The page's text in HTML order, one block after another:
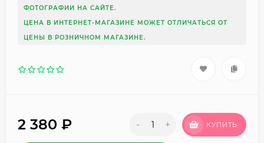
ФОТОГРАФИИ НА САЙТЕ.
ЦЕНА В ИНТЕРНЕТ-МАГАЗИНЕ МОЖЕТ ОТЛИЧАТЬСЯ ОТ
ЦЕНЫ В РОЗНИЧНОМ МАГАЗИНЕ.
2 380 ₽ - + КУПИТЬ